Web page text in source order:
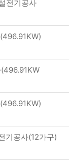
전기공사
기공사(12가구)